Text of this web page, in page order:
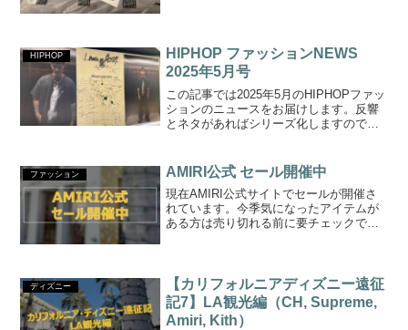
HIPHOP
HIPHOP ファッションNEWS
2025年5月号
この記事では2025年5月のHIPHOPファッ
ションのニュースをお届けします。反響
とネタがあればシリーズ化しますので是
EyePatch...
ファッション AMIRI公式 セール開催中
現在AMIRI公式サイトでセールが開催さ
れています。今季気になったアイテムが
ある方は売り切れる前に要チェックで
て作られて...
ディズニー
【カリフォルニアディズニー遠征
記7】LA観光編（CH, Supreme,
Amiri, Kith）